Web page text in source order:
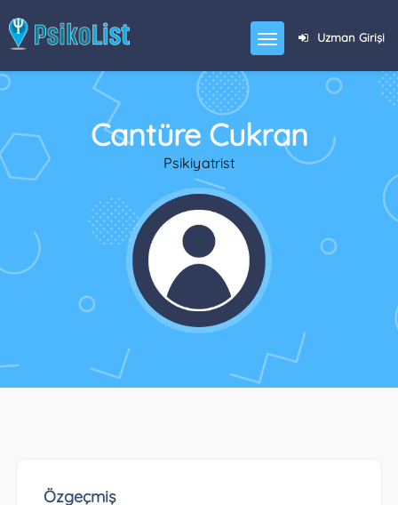
Uzman Girişi
Cantüre Cukran
Psikiyatrist
Özgeçmiş